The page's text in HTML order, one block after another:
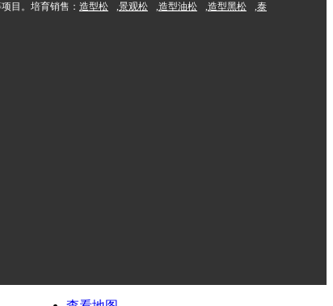
目。培育销售： 造型松 ,景观松 ,造型油松 ,造型黑松 ,泰